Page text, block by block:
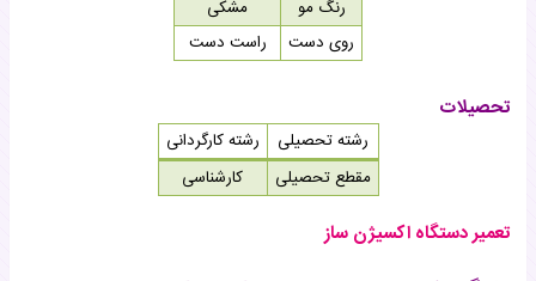
رنگ مو
مشکی
روی دست
راست دست
تحصیلات
رشته تحصیلی
رشته کارگردانی
مقطع تحصیلی
کارشناسی
تعمیر دستگاه اکسیژن ساز